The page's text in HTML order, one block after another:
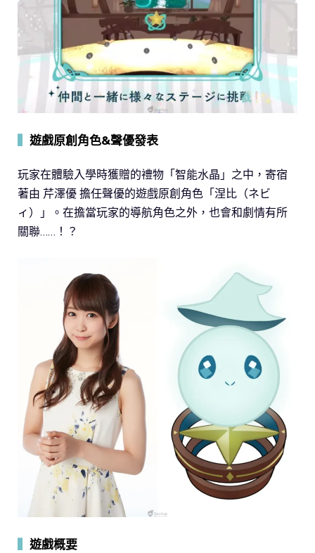
遊戲原創角色&聲優發表
玩家在體驗入學時獲贈的禮物「智能水晶」之中，寄宿
著由 芹澤優 擔任聲優的遊戲原創角色「涅比（ネビ
ィ）」。在擔當玩家的導航角色之外，也會和劇情有所
關聯……！？
遊戲概要